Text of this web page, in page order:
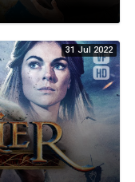
31 Jul 2022